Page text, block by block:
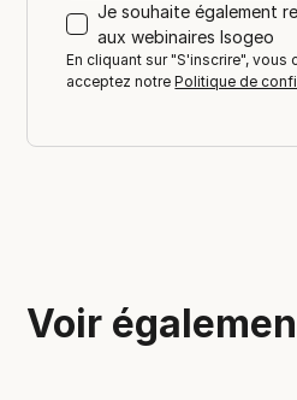
Je souhaite également
aux webinaires Isogeo
En cliquant sur "S'inscrire", vous
acceptez notrePolitique de
Voir